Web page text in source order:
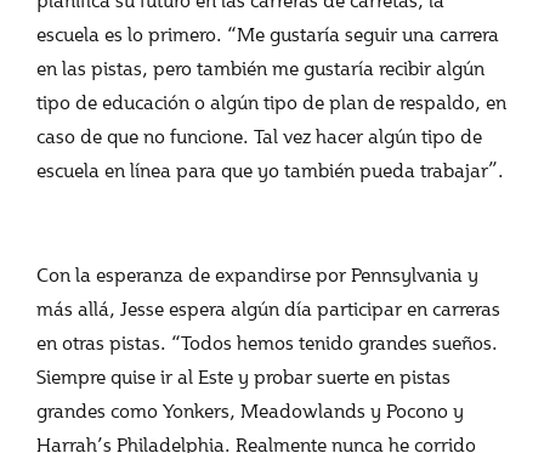
escuela es lo primero. “Me gustaría seguir una carrera
en las pistas, pero también me gustaría recibir algún
tipo de educación o algún tipo de plan de respaldo, en
caso de que no funcione. Tal vez hacer algún tipo de
escuela en línea para que yo también pueda trabajar”.
Con la esperanza de expandirse por Pennsylvania y
más allá, Jesse espera algún día participar en carreras
en otras pistas. “Todos hemos tenido grandes sueños.
Siempre quise ir al Este y probar suerte en pistas
grandes como Yonkers, Meadowlands y Pocono y
Harrah’s Philadelphia. Realmente nunca he corrido